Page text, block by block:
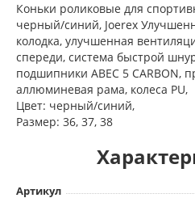
Коньки роликовые для
черный/синий, Joerex
колодка, улучшенная
спереди, система быстрой
подшипники ABEC 5 CARBON,
аллюминевая рама, колеса PU,
Цвет: черный/синий,
Размер: 36, 37, 38
Артикул